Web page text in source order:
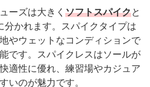
ーズは大きく ソフトスパイクと
分かれます。スパイクタイプは
やウェットなコンディションで
です。スパイクレスはソールが
適性に優れ、練習場やカジュア
いのが魅力です。